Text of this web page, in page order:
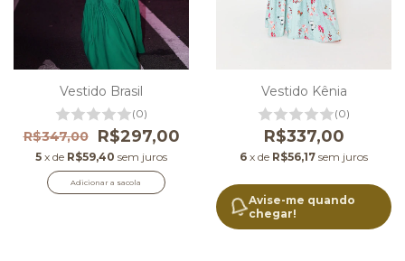
Vestido Brasil
(0)
R$347,00 R$297,00
5 x de R$59,40 sem juros
Adicionar a sacola
Vestido Kênia
(0)
R$337,00
6 x de R$56,17 sem juros
Avise-me quando
chegar!